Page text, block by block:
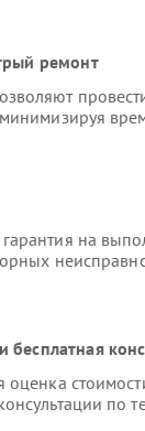
ремонт
на
по